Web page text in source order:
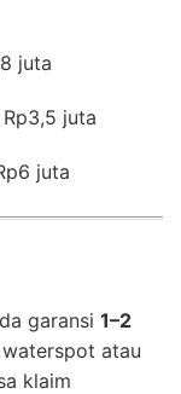
juta
juta
juta
garansi 1–2
atau
klaim